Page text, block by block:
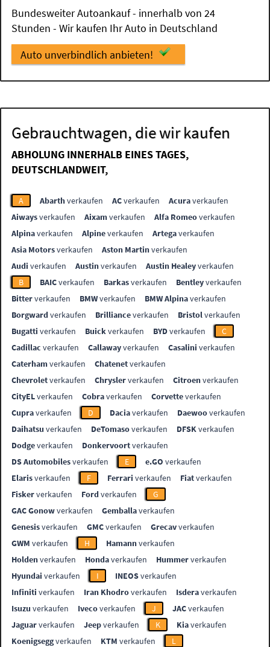
Bundesweiter Autoankauf - innerhalb von 24
Stunden - Wir kaufen Ihr Auto in Deutschland
Auto unverbindlich anbieten!
Gebrauchtwagen, die wir kaufen
ABHOLUNG INNERHALB EINES TAGES,
DEUTSCHLANDWEIT,
A Abarthverkaufen ACverkaufen Acuraverkaufen
Aiwaysverkaufen Aixamverkaufen Alfa Romeoverkaufen
Alpinaverkaufen Alpineverkaufen Artegaverkaufen
Asia Motorsverkaufen Aston Martinverkaufen
Audi verkaufen Austinverkaufen Austin Healeyverkaufen
B
BAICverkaufen Barkasverkaufen Bentleyverkaufen
Bitterverkaufen BMWverkaufen BMW Alpinaverkaufen
Borgwardverkaufen Brillianceverkaufen Bristolverkaufen
Bugatti verkaufen Buickverkaufen BYDverkaufen
C
Cadillac verkaufen Callawayverkaufen Casalini verkaufen
Caterhamverkaufen Chatenetverkaufen
Chevroletverkaufen Chryslerverkaufen Citroenverkaufen
CityELverkaufen Cobraverkaufen Corvetteverkaufen
Cupraverkaufen D Daciaverkaufen Daewooverkaufen
Daihatsu verkaufen DeTomasoverkaufen DFSKverkaufen
Dodgeverkaufen Donkervoortverkaufen
DS Automobilesverkaufen E e.GO verkaufen
Elarisverkaufen F Ferrari verkaufen Fiatverkaufen
Fiskerverkaufen Fordverkaufen
G
GAC Gonowverkaufen Gemballaverkaufen
Genesisverkaufen GMCverkaufen Grecavverkaufen
GWM verkaufen H Hamannverkaufen
Holdenverkaufen Hondaverkaufen Hummerverkaufen
Hyundai verkaufen I INEOSverkaufen
Infiniti verkaufen Iran Khodroverkaufen Isderaverkaufen
Isuzu verkaufen Ivecoverkaufen J JACverkaufen
Jaguarverkaufen Jeepverkaufen K Kiaverkaufen
Koenigseggverkaufen KTM verkaufen
L